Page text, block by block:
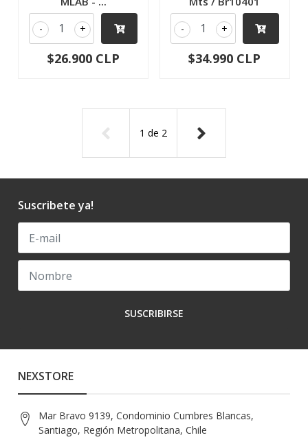
+
-
$26.900 CLP
+
-
$34.990 CLP
1 de 2
Suscribete ya!
SUSCRIBIRSE
NEXSTORE
Mar Bravo 9139, Condominio Cumbres Blancas,
Santiago, Región Metropolitana, Chile